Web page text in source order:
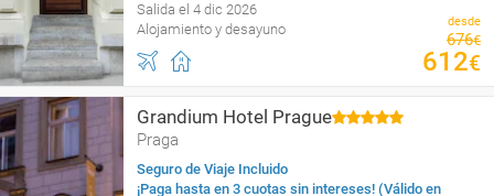
Salida el 4 dic 2026
Alojamiento y desayuno
desde
676€
612€
Grandium Hotel Prague
Praga
Seguro de Viaje Incluido
¡Paga hasta en 3 cuotas sin intereses! (Válido en